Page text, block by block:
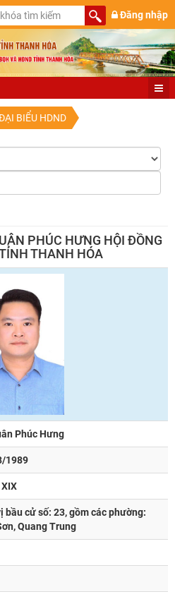
Đăng nhập
BIỂU HDND
PHÚC HƯNG HỘI ĐỒNG
THANH HÓA
Phúc Hưng
1989
bầu cử số: 23, gồm các phường:
Quang Trung